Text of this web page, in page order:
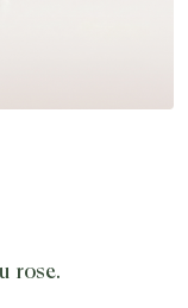
rose.